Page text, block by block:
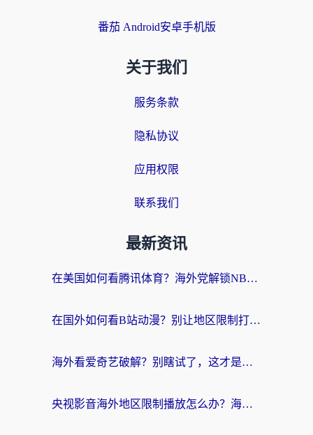
番茄 Android安卓手机版
关于我们
服务条款
隐私协议
应用权限
联系我们
最新资讯
在美国如何看腾讯体育？海外党解锁NBA欧洲杯直播的终极攻略
在国外如何看B站动漫？别让地区限制打断你的追番节奏
海外看爱奇艺破解？别瞎试了，这才是留学生华人追剧看球的正确打开方式
央视影音海外地区限制播放怎么办？海外党亲测有效的回国加速指南